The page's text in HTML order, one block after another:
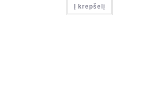
Į krepšelį